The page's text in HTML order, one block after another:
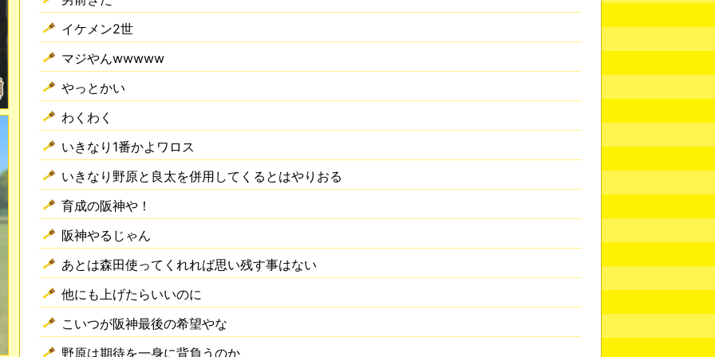
イケメン2世
マジやんwwwww
やっとかい
わくわく
いきなり1番かよワロス
いきなり野原と良太を併用してくるとはやりおる
育成の阪神や！
阪神やるじゃん
あとは森田使ってくれれば思い残す事はない
他にも上げたらいいのに
こいつが阪神最後の希望やな
野原は期待を一身に背負うのか